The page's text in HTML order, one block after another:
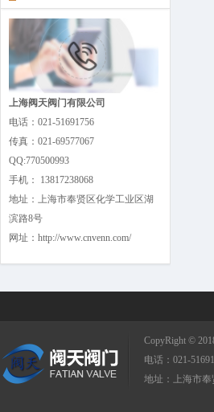
上海阀天阀门有限公司
电话：021-51691756
传真：021-69577067
QQ:770500993
手机： 13817238068
地址：上海市奉贤区化学工业区湖
滨路8号
网址：http://www.cnvenn.com/
CopyRight ©
电话：021-
地址：上海市